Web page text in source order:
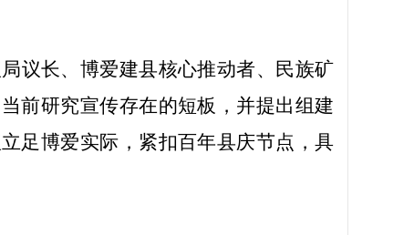
议长、博爱建县核心推动者、民族矿
前研究宣传存在的短板，并提出组建
足博爱实际，紧扣百年县庆节点，具